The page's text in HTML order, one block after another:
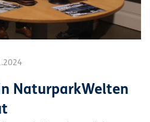
NaturparkWelten